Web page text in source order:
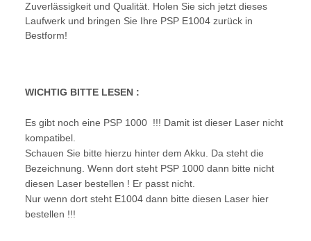
Zuverlässigkeit und Qualität. Holen Sie sich jetzt dieses
Laufwerk und bringen Sie Ihre PSP E1004 zurück in
Bestform!
WICHTIG BITTE LESEN :
Es gibt noch eine PSP 1000 !!! Damit ist dieser Laser nicht
kompatibel.
Schauen Sie bitte hierzu hinter dem Akku. Da steht die
Bezeichnung. Wenn dort steht PSP 1000 dann bitte nicht
diesen Laser bestellen ! Er passt nicht.
Nur wenn dort steht E1004 dann bitte diesen Laser hier
bestellen !!!